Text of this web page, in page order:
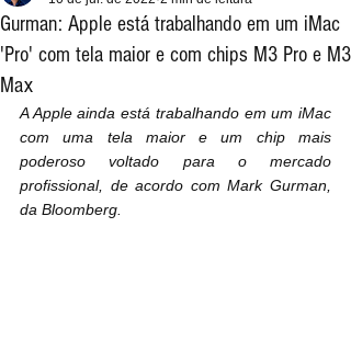
Gurman: Apple está trabalhando em um iMac
'Pro' com tela maior e com chips M3 Pro e M3
Max
A Apple ainda está trabalhando em um iMac
com uma tela maior e um chip mais
poderoso voltado para o mercado
profissional, de acordo com Mark Gurman,
da Bloomberg.